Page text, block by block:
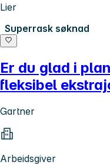
Lier
Superrask søknad
Er du glad i
fleksibel
Gartner
Arbeidsgiver